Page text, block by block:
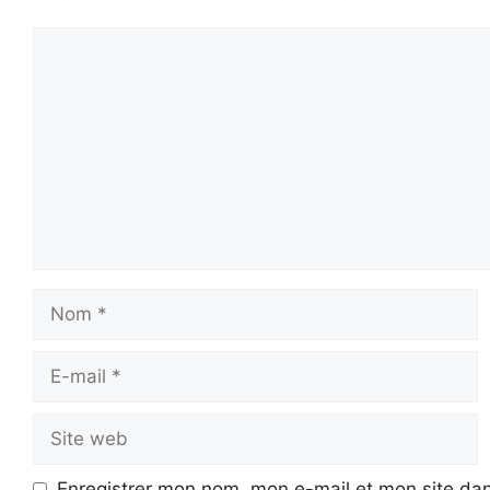
Nom
Site
web